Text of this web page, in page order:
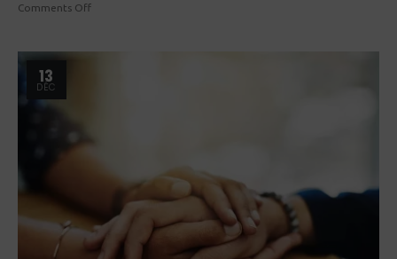
Comments Off
13
DÉC